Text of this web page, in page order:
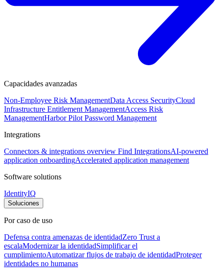
Capacidades avanzadas
Non-Employee Risk ManagementData Access SecurityCloud
Infrastructure Entitlement ManagementAccess Risk
ManagementHarbor Pilot Password Management
Integrations
Connectors & integrations overview Find IntegrationsAI-powered
application onboardingAccelerated application management
Software solutions
IdentityIQ
Soluciones
Por caso de uso
Defensa contra amenazas de identidadZero Trust a
escalaModernizar la identidadSimplificar el
cumplimientoAutomatizar flujos de trabajo de identidadProteger
identidades no humanas